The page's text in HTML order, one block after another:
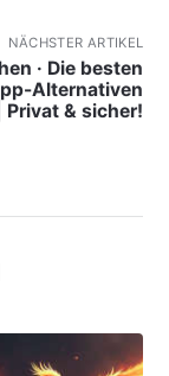
NÄCHSTER ARTIKEL
· Die besten
Alternativen
Privat & sicher!